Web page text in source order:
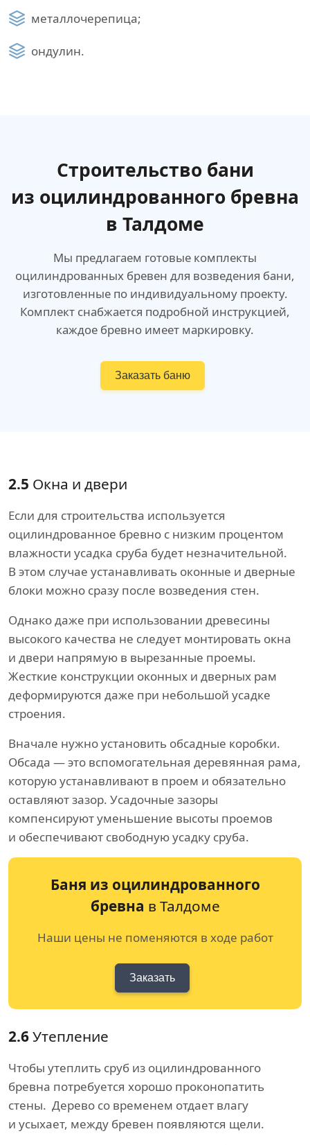
металлочерепица;
ондулин.
Строительство бани
из оцилиндрованного бревна
в Талдоме
Мы предлагаем готовые комплекты
оцилиндрованных бревен для возведения бани,
изготовленные по индивидуальному проекту.
Комплект снабжается подробной инструкцией,
каждое бревно имеет маркировку.
Заказать баню
2.5 Окна и двери
Если для строительства используется
оцилиндрованное бревно с низким процентом
влажности усадка сруба будет незначительной.
В этом случае устанавливать оконные и дверные
блоки можно сразу после возведения стен.
Однако даже при использовании древесины
высокого качества не следует монтировать окна
и двери напрямую в вырезанные проемы.
Жесткие конструкции оконных и дверных рам
деформируются даже при небольшой усадке
строения.
Вначале нужно установить обсадные коробки.
Обсада — это вспомогательная деревянная рама,
которую устанавливают в проем и обязательно
оставляют зазор. Усадочные зазоры
компенсируют уменьшение высоты проемов
и обеспечивают свободную усадку сруба.
Баня из оцилиндрованного
бревна в Талдоме
Наши цены не поменяются в ходе работ
Заказать
2.6Утепление
Чтобы утеплить сруб из оцилиндрованного
бревна потребуется хорошо проконопатить
стены. Дерево со временем отдает влагу
и усыхает, между бревен появляются щели.